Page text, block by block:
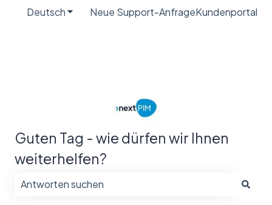
DeutschUntermenü für Übersetzungen anzeigen
Neue Support-AnfrageKundenportal
Guten Tag - wie dürfen wir Ihnen
weiterhelfen?